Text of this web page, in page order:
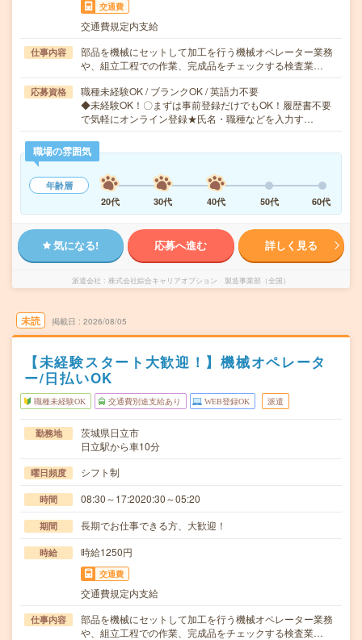
交通費
交通費規定内支給
仕事内容
部品を機械にセットして加工を行う機械オペレーター業務
や、組立工程での作業、完成品をチェックする検査業…
応募資格
職種未経験OK / ブランクOK / 英語力不要
◆未経験OK！〇まずは事前登録だけでもOK！履歴書不要
で気軽にオンライン登録★氏名・職種などを入力す…
職場の雰囲気
年齢層
20代
30代 40代 50代 60代
気になる! 応募へ進む 詳しく見る
派遣会社 株式会社綜合キャリアオプション 製造事業部（全国）
未読 掲載日 2026/08/05
【未経験スタート大歓迎！】機械オペレータ
ー/日払いOK
職種未経験OK 交通費別途支給あり WEB登録OK 派遣
勤務地
茨城県日立市
日立駅から車10分
曜日頻度 シフト制
時間 08:30～17:2020:30～05:20
期間 長期でお仕事できる方、大歓迎！
時給 時給1250円
交通費
交通費規定内支給
仕事内容
部品を機械にセットして加工を行う機械オペレーター業務
や、組立工程での作業、完成品をチェックする検査業…